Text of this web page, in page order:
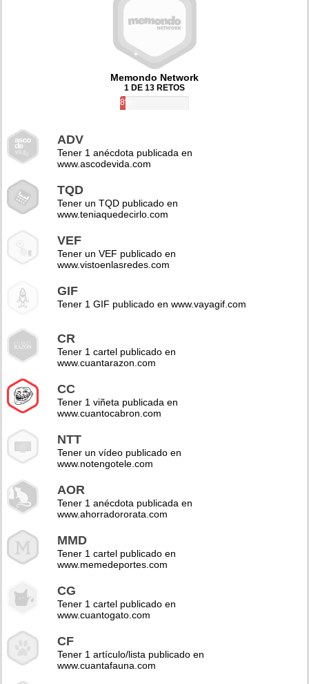
Memondo Network
1 DE 13 RETOS
8%
ADV
Tener 1 anécdota publicada en
www.ascodevida.com
TQD
Tener un TQD publicado en
www.teniaquedecirlo.com
VEF
Tener un VEF publicado en
www.vistoenlasredes.com
GIF
Tener 1 GIF publicado en www.vayagif.com
CR
Tener 1 cartel publicado en
www.cuantarazon.com
CC
Tener 1 viñeta publicada en
www.cuantocabron.com
NTT
Tener un vídeo publicado en
www.notengotele.com
AOR
Tener 1 anécdota publicada en
www.ahorradororata.com
MMD
Tener 1 cartel publicado en
www.memedeportes.com
CG
Tener 1 cartel publicado en
www.cuantogato.com
CF
Tener 1 artículo/lista publicado en
www.cuantafauna.com